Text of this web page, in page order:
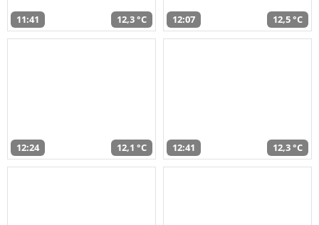
11:41 12,3 °C 12:07 12,5 °C
12:24 12,1 °C 12:41 12,3 °C